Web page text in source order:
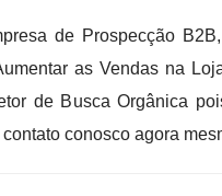
de Prospecção
as Vendas na
de Busca Orgânica
conosco agora